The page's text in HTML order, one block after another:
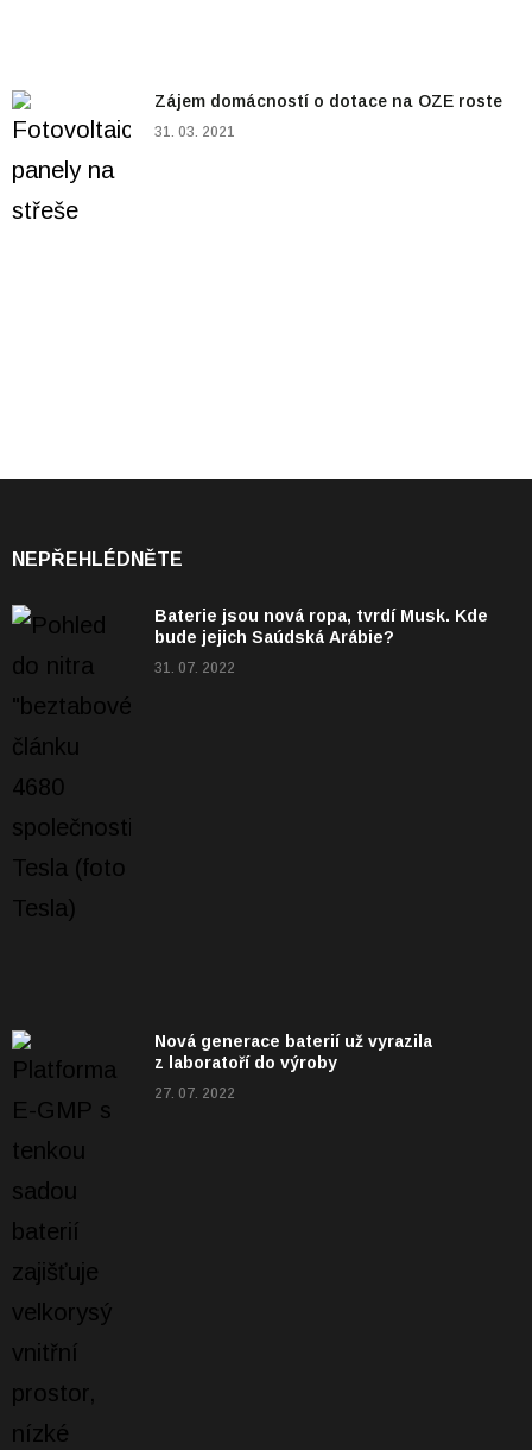
Zájem domácností o dotace na OZE roste
31. 03. 2021
NEPŘEHLÉDNĚTE
Baterie jsou nová ropa, tvrdí Musk. Kde
bude jejich Saúdská Arábie?
31. 07. 2022
Nová generace baterií už vyrazila
z laboratoří do výroby
27. 07. 2022